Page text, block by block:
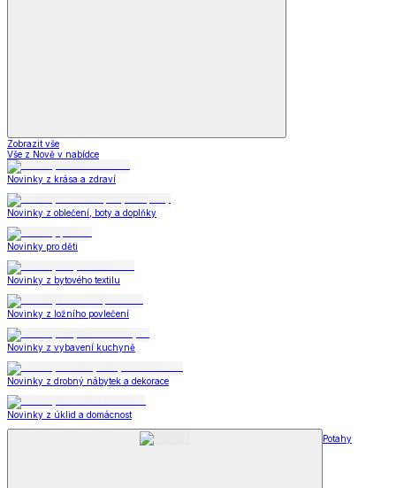
Zobrazit vše
Vše z Nově v nabídce
Novinky z krása a zdraví
Novinky z oblečení, boty a doplňky
Novinky pro děti
Novinky z bytového textilu
Novinky z ložního povlečení
Novinky z vybavení kuchyně
Novinky z drobný nábytek a dekorace
Novinky z úklid a domácnost
Potahy